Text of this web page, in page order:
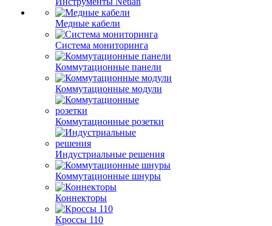
Медные кабели
Система мониторинга
Коммутационные панели
Коммутационные модули
Коммутационные розетки
Индустриальные решения
Коммутационные шнуры
Коннекторы
Кроссы 110